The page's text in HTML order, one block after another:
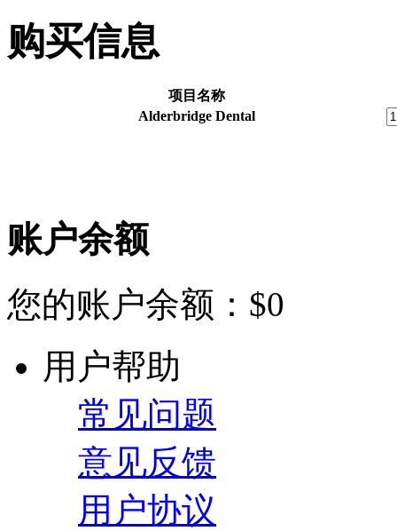
购买信息
项目名称
Alderbridge Dental
账户余额
您的账户余额： $0
用户帮助
常见问题
意见反馈
用户协议